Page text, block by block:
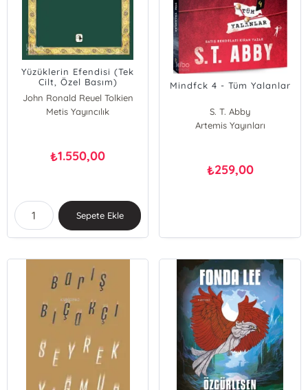
Yüzüklerin Efendisi (Tek
Cilt, Özel Basım)
John Ronald Reuel Tolkien
Metis Yayıncılık
₺1.550,00
Sepete Ekle
Mindfck 4 - Tüm Yalanlar
S. T. Abby
Artemis Yayınları
₺259,00